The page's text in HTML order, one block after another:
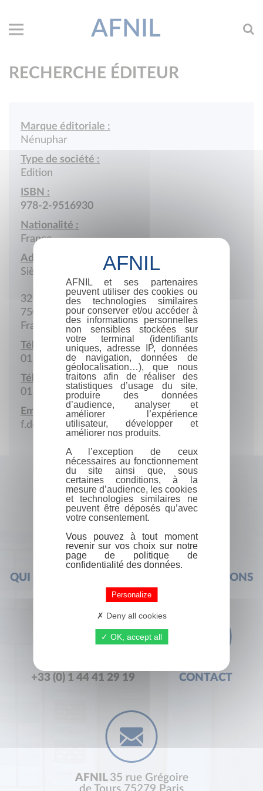
AFNIL
RECHERCHE ÉDITEUR
Marque éditoriale :
Nénuphar
Type de société :
Edition
ISBN :
978-2-9516930
Nationalité :
France
Adresse :
Siège social
32 Rue de l'Espérance
75013 Paris
France
Téléphone :
01.53.80.40.15
Télécopie :
01.53.80.40.18
Email :
f.delecs@freesurf.fr
QUI SOMMES-NOUS ? FOIRE AUX QUESTIONS
+33 (0) 1 44 41 29 19 CONTACT
AFNIL 35 rue Grégoire
AFNIL et ses partenaires
peuvent utiliser des cookies ou
des technologies similaires
pour conserver et/ou accéder à
des informations personnelles
non sensibles stockées sur
votre terminal (identifiants
uniques, adresse IP, données
de navigation, données de
géolocalisation…), que nous
traitons afin de réaliser des
statistiques d’usage du site,
produire des données
d’audience, analyser et
améliorer l’expérience
utilisateur, développer et
améliorer nos produits.
A l’exception de ceux
nécessaires au fonctionnement
du site ainsi que, sous
certaines conditions, à la
mesure d’audience, les cookies
et technologies similaires ne
peuvent être déposés qu’avec
votre consentement.
Vous pouvez à tout moment
revenir sur vos choix sur notre
page de politique de
confidentialité des données.
Personalize
Deny all cookies
OK, accept all